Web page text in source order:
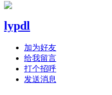
lypdl
加为好友
给我留言
打个招呼
发送消息